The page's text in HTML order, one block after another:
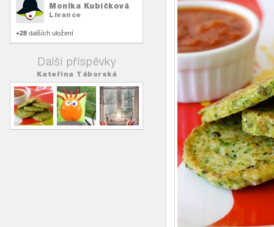
Monika Kubíčková
Lívance
+28 dalších uložení
Další příspěvky
Kateřina Táborská